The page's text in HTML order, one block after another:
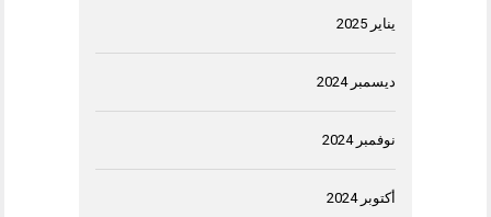
يناير 2025
ديسمبر 2024
نوفمبر 2024
أكتوبر 2024